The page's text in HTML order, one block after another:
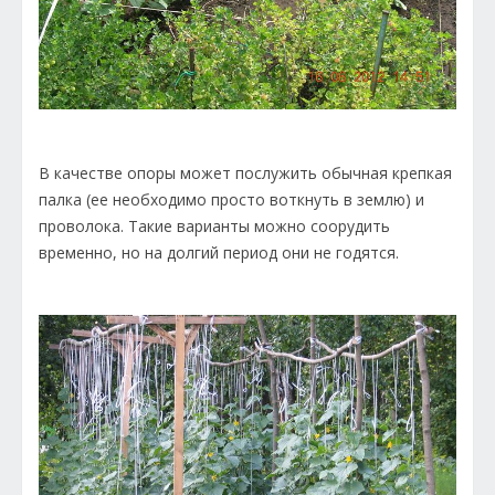
В качестве опоры может послужить обычная крепкая
палка (ее необходимо просто воткнуть в землю) и
проволока. Такие варианты можно соорудить
временно, но на долгий период они не годятся.